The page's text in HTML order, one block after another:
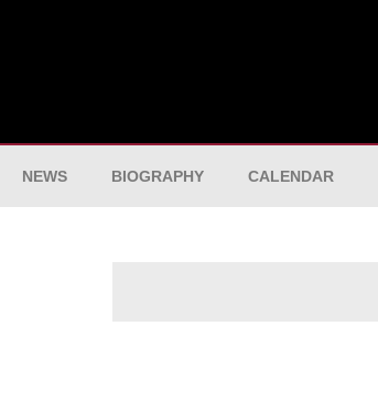
NEWS BIOGRAPHY CALENDAR